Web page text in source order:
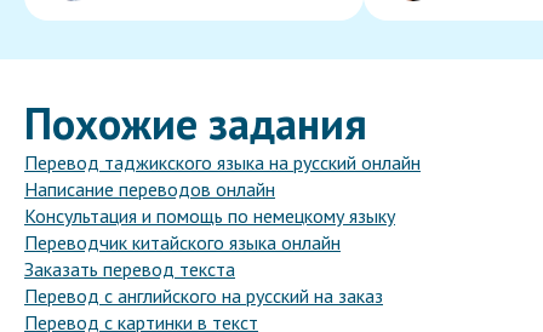
Похожие задания
Перевод таджикского языка на русский онлайн
Написание переводов онлайн
Консультация и помощь по немецкому языку
Переводчик китайского языка онлайн
Заказать перевод текста
Перевод с английского на русский на заказ
Перевод с картинки в текст